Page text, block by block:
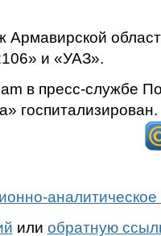
Армавирской
и «УАЗ».
в пресс-службе
аналитическое
или обратную